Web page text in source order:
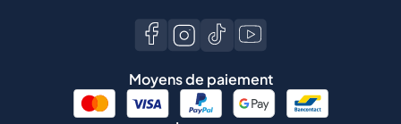
Moyens de paiement